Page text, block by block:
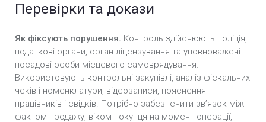
Перевірки та докази
Як фіксують порушення. Контроль здійснюють поліція,
податкові органи, орган ліцензування та уповноважені
посадові особи місцевого самоврядування.
Використовують контрольні закупівлі, аналіз фіскальних
чеків і номенклатури, відеозаписи, пояснення
працівників і свідків. Потрібно забезпечити зв’язок між
фактом продажу, віком покупця на момент операції,